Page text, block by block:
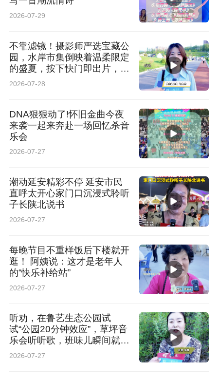
2026-07-29
不靠滤镜！摄影师严选宝藏公
园，水岸市集倒映着温柔限定
的盛夏，按下快门即出片，原
图直出都封神
2026-07-28
DNA狠狠动了!怀旧金曲今夜
来袭一起来奔赴一场回忆杀音
乐会
2026-07-27
潮动延安精彩不停 延安市民
直呼太开心家门口沉浸式聆听
子长陕北说书
2026-07-27
每晚节目不重样饭后下楼就开
逛！ 阿姨说：这才是老年人
的“快乐补给站”
2026-07-27
听劝，在鲁艺生态公园试
试“公园20分钟效应”，草坪音
乐会听听歌，班味儿瞬间就散
了
2026-07-27